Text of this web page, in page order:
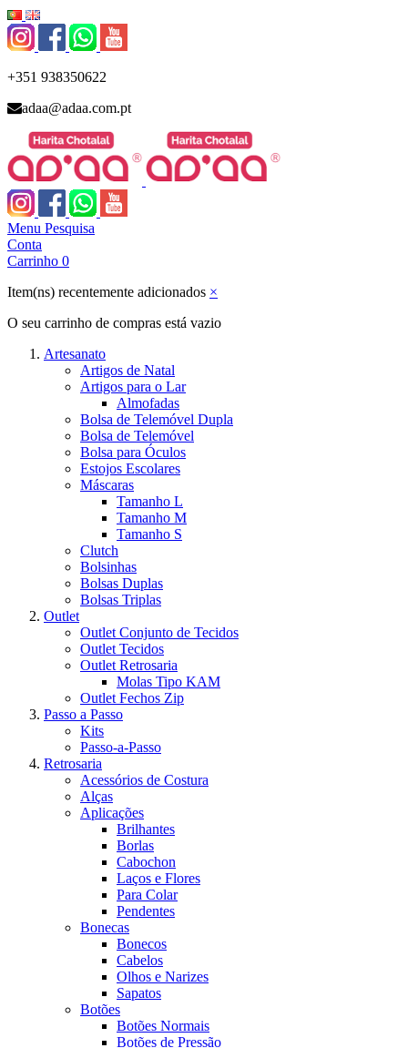
+351 938350622
adaa@adaa.com.pt
Menu Pesquisa
Conta
Carrinho 0
Item(ns) recentemente adicionados ×
O seu carrinho de compras está vazio
Artesanato
Artigos de Natal
Artigos para o Lar
Almofadas
Bolsa de Telemóvel Dupla
Bolsa de Telemóvel
Bolsa para Óculos
Estojos Escolares
Máscaras
Tamanho L
Tamanho M
Tamanho S
Clutch
Bolsinhas
Bolsas Duplas
Bolsas Triplas
Outlet
Outlet Conjunto de Tecidos
Outlet Tecidos
Outlet Retrosaria
Molas Tipo KAM
Outlet Fechos Zip
Passo a Passo
Kits
Passo-a-Passo
Retrosaria
Acessórios de Costura
Alças
Aplicações
Brilhantes
Borlas
Cabochon
Laços e Flores
Para Colar
Pendentes
Bonecas
Bonecos
Cabelos
Olhos e Narizes
Sapatos
Botões
Botões Normais
Botões de Pressão